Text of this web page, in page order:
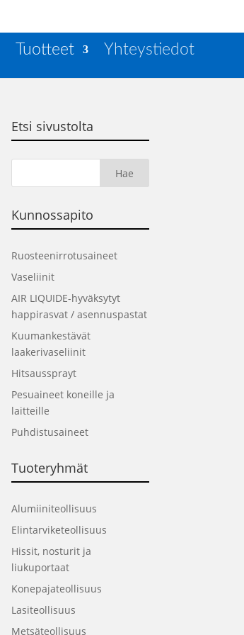
Tuotteet Yhteystiedot
Etsi sivustolta
Kunnossapito
Ruosteenirrotusaineet
Vaseliinit
AIR LIQUIDE-hyväksytyt
happirasvat / asennuspastat
Kuumankestävät
laakerivaseliinit
Hitsaussprayt
Pesuaineet koneille ja
laitteille
Puhdistusaineet
Tuoteryhmät
Alumiiniteollisuus
Elintarviketeollisuus
Hissit, nosturit ja
liukuportaat
Konepajateollisuus
Lasiteollisuus
Metsäteollisuus